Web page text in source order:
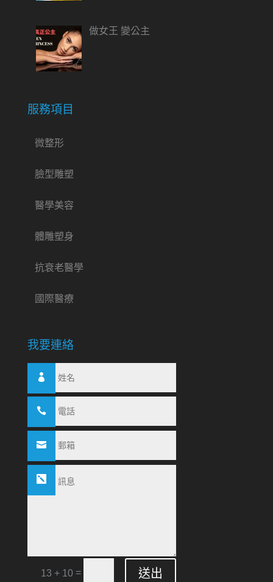
做女王 變公主
服務項目
微整形
臉型雕塑
醫學美容
體雕塑身
抗衰老醫學
國際醫療
我要連絡
13 + 10= 送出